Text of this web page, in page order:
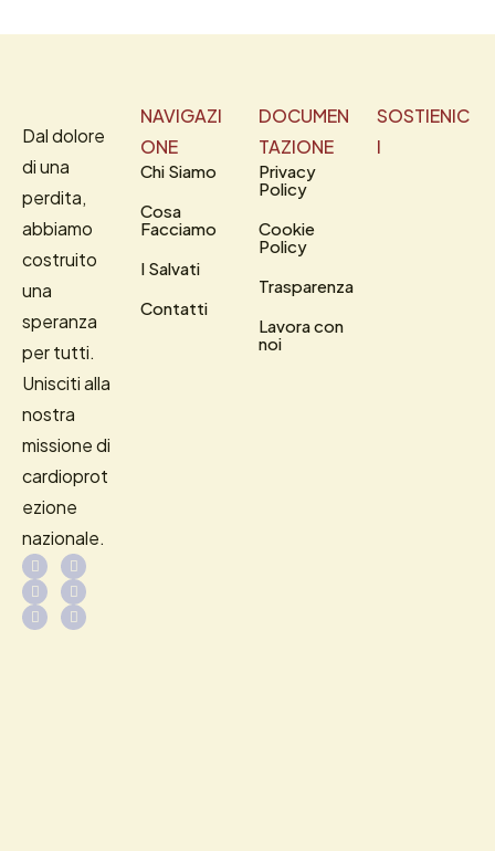
Dal dolore
di una
perdita,
abbiamo
costruito
una
speranza
per tutti.
Unisciti alla
nostra
missione di
cardioprot
ezione
nazionale.
NAVIGAZI
ONE
Chi Siamo
Cosa
Facciamo
I Salvati
Contatti
DOCUMEN
TAZIONE
Privacy
Policy
Cookie
Policy
Trasparenza
Lavora con
noi
SOSTIENIC
I